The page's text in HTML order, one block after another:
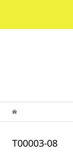
T00003-08